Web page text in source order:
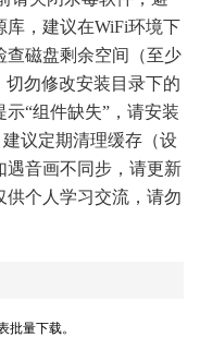
库，建议在WiFi环境下
查磁盘剩余空间（至少
勿修改安装目录下的
“组件缺失”，请安装
议定期清理缓存（设
音画不同步，请更新
供个人学习交流，请勿
批量下载。